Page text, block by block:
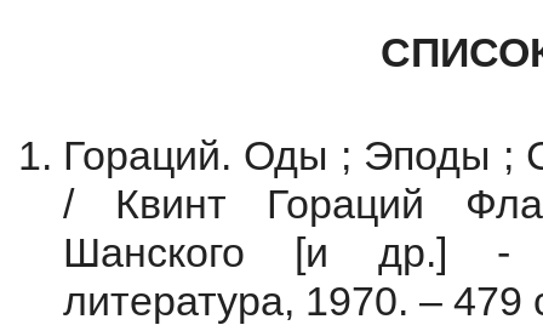
Гораций. Оды ; Эподы ;
/ Квинт Гораций
Шанского [и др.] -
литература, 1970. – 479